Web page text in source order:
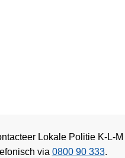
Lokale Politie K-L-M
via 0800 90 333.